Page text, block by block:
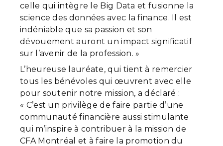
celle qui intègre le Big Data et fusionne la
science des données avec la finance. Il est
indéniable que sa passion et son
dévouement auront un impact significatif
sur l’avenir de la profession. »
L’heureuse lauréate, qui tient à remercier
tous les bénévoles qui œuvrent avec elle
pour soutenir notre mission, a déclaré :
« C’est un privilège de faire partie d’une
communauté financière aussi stimulante
qui m’inspire à contribuer à la mission de
CFA Montréal et à faire la promotion du